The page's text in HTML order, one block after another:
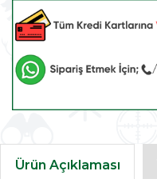
Ürün Açıklaması